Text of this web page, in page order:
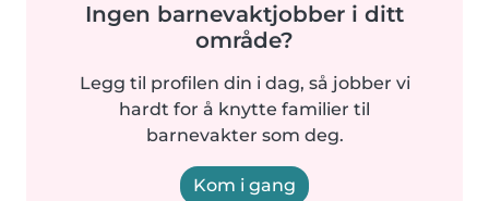
Ingen barnevaktjobber i ditt
område?
Legg til profilen din i dag, så jobber vi
hardt for å knytte familier til
barnevakter som deg.
Kom i gang